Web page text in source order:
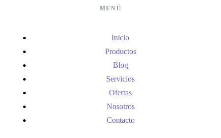
MENÚ
Inicio
Productos
Blog
Servicios
Ofertas
Nosotros
Contacto